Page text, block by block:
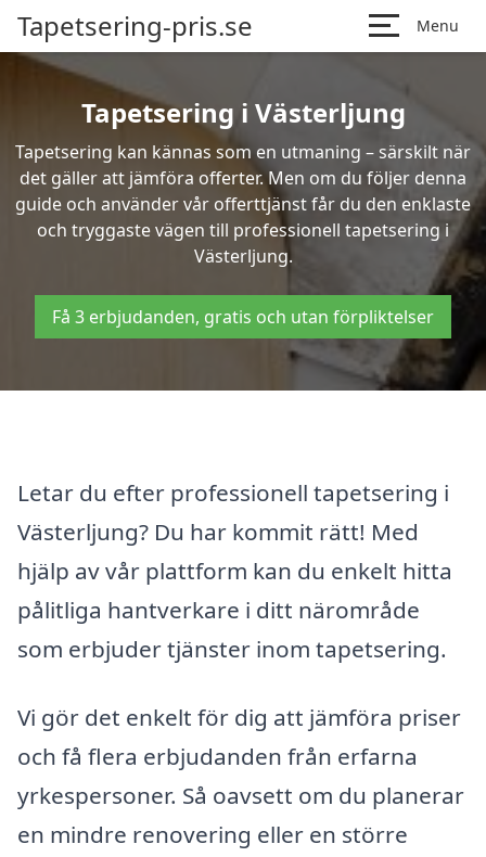
Tapetsering-pris.se Menu
Tapetsering i Västerljung
Tapetsering kan kännas som en utmaning – särskilt när
det gäller att jämföra offerter. Men om du följer denna
guide och använder vår offerttjänst får du den enklaste
och tryggaste vägen till professionell tapetsering i
Västerljung.
Få 3 erbjudanden, gratis och utan förpliktelser
Letar du efter professionell tapetsering i
Västerljung? Du har kommit rätt! Med
hjälp av vår plattform kan du enkelt hitta
pålitliga hantverkare i ditt närområde
som erbjuder tjänster inom tapetsering.
Vi gör det enkelt för dig att jämföra priser
och få flera erbjudanden från erfarna
yrkespersoner. Så oavsett om du planerar
en mindre renovering eller en större